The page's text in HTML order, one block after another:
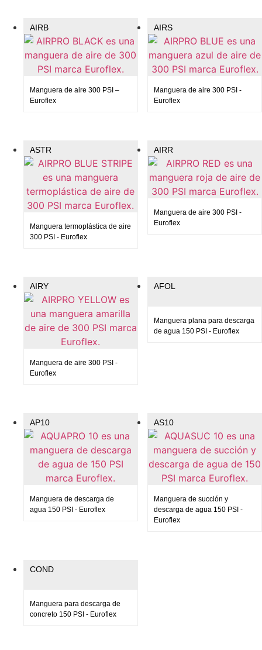
AIRB
Manguera de aire 300 PSI –
Euroflex
AIRS
Manguera de aire 300 PSI -
Euroflex
ASTR
Manguera termoplástica de aire
300 PSI - Euroflex
AIRR
Manguera de aire 300 PSI -
Euroflex
AIRY
Manguera de aire 300 PSI -
Euroflex
AFOL
Manguera plana para descarga
de agua 150 PSI - Euroflex
AP10
Manguera de descarga de
agua 150 PSI - Euroflex
AS10
Manguera de succión y
descarga de agua 150 PSI -
Euroflex
COND
Manguera para descarga de
concreto 150 PSI - Euroflex